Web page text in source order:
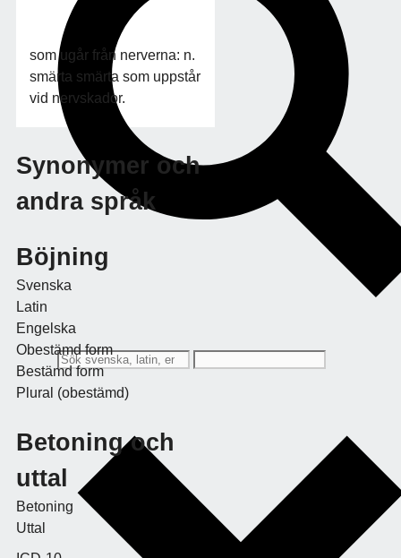
som ugår från nerverna: n.
smärta smärta som uppstår
vid nervskador.
Synonymer och
andra språk
Böjning
Svenska
Latin
Engelska
Obestämd form
Bestämd form
Plural (obestämd)
Betoning och
uttal
Betoning
Uttal